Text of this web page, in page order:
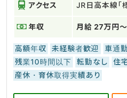
アクセス JR日高本線「
年収 月給 27万円～
高額年収 未経験者歓迎 車通
残業10時間以下
転勤なし
住
産休・育休取得実績あり